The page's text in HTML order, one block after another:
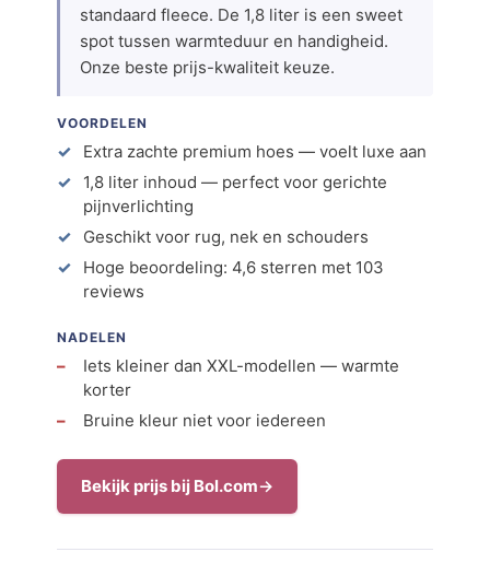
standaard fleece. De 1,8 liter is een sweet
spot tussen warmteduur en handigheid.
Onze beste prijs-kwaliteit keuze.
VOORDELEN
Extra zachte premium hoes — voelt luxe aan
1,8 liter inhoud — perfect voor gerichte
pijnverlichting
Geschikt voor rug, nek en schouders
Hoge beoordeling: 4,6 sterren met 103
reviews
NADELEN
Iets kleiner dan XXL-modellen — warmte
korter
Bruine kleur niet voor iedereen
Bekijk prijs bij Bol.com